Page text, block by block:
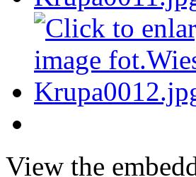
View the